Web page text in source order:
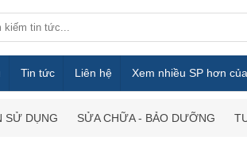
Tin tức Liên hệ Xem nhiều SP hơn
SỬ DỤNG SỬA CHỮA - BẢO DƯỠNG